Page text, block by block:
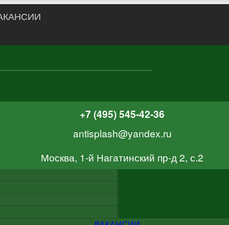
+7 (495) 545-42-36
antisplash@yandex.ru
Москва, 1-й Нагатинский пр-д 2, с.2